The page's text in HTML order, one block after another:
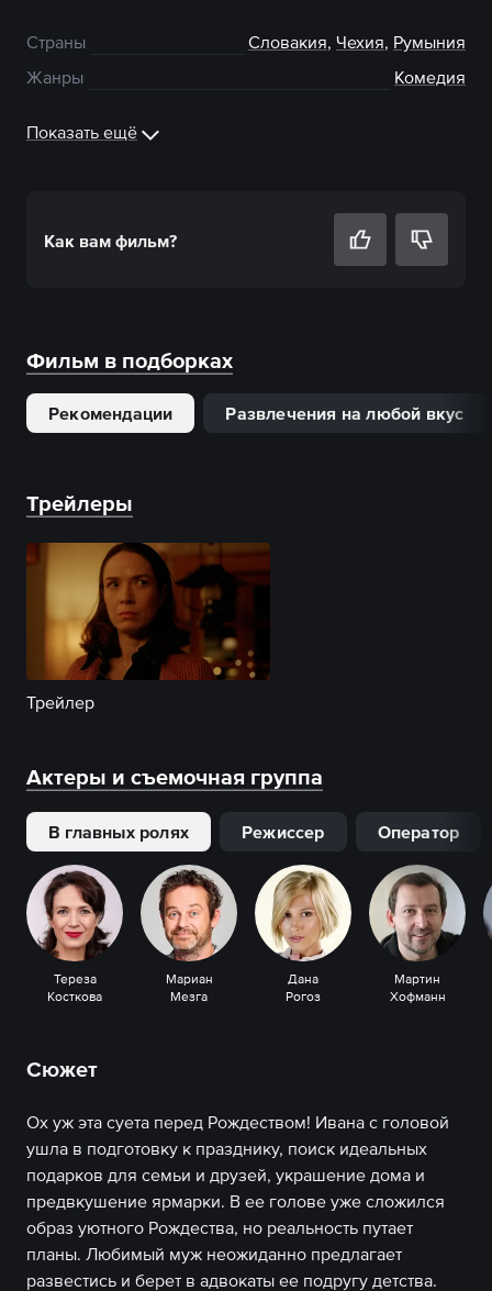
Страны Словакия, Чехия, Румыния
Жанры
Комедия
Показать ещё
Как вам фильм?
Фильм в подборках
Рекомендации Развлечения на любой вкус
Трейлеры
Трейлер
Актеры и съемочная группа
В главных ролях Режиссер Оператор
Тереза
Косткова
Мариан
Мезга
Дана
Рогоз
Мартин
Хофманн
Сюжет
Ох уж эта суета перед Рождеством! Ивана с головой
ушла в подготовку к празднику, поиск идеальных
подарков для семьи и друзей, украшение дома и
предвкушение ярмарки. В ее голове уже сложился
образ уютного Рождества, но реальность путает
планы. Любимый муж неожиданно предлагает
развестись и берет в адвокаты ее подругу детства.